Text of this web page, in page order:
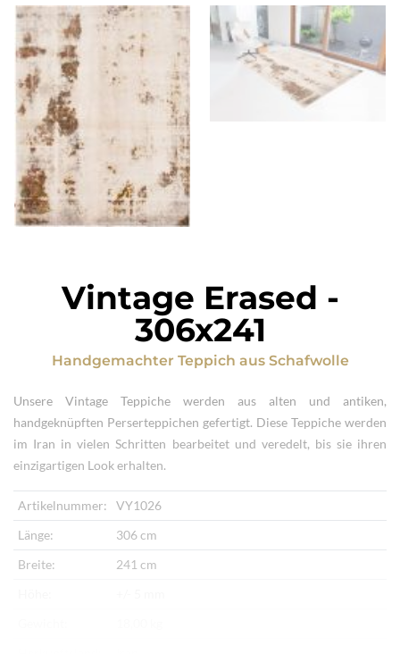
Vintage Erased -
306x241
Handgemachter Teppich aus Schafwolle
Unsere Vintage Teppiche werden aus alten und antiken,
handgeknüpften Perserteppichen gefertigt. Diese Teppiche werden
im Iran in vielen Schritten bearbeitet und veredelt, bis sie ihren
einzigartigen Look erhalten.
Artikelnummer:
VY1026
Länge:
306 cm
Breite:
241 cm